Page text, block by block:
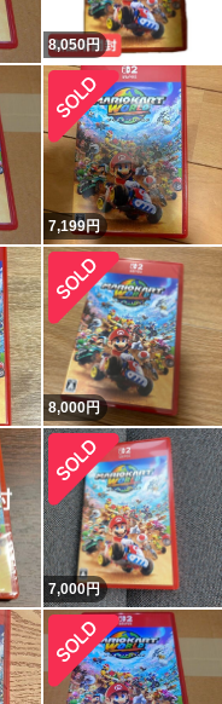
8,050円
7,199円
8,000円
7,000円